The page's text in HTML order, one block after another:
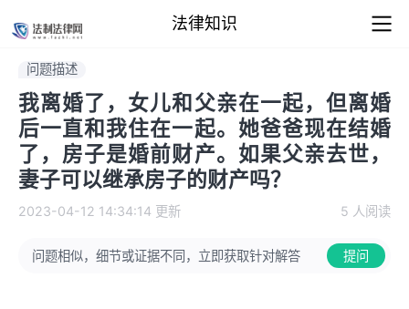
法律知识
问题描述
我离婚了，女儿和父亲在一起，但离婚
后一直和我住在一起。她爸爸现在结婚
了，房子是婚前财产。如果父亲去世，
妻子可以继承房子的财产吗？
2023-04-12 14:34:14 更新 5 人阅读
问题相似，细节或证据不同，立即获取针对解答 提问